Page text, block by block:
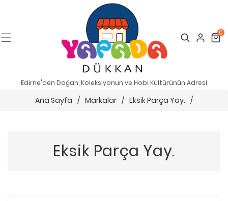
Search Cart
0
Edirne'den Doğan, Koleksiyonun ve Hobi Kültürünün Adresi
Ana Sayfa / Markalar / Eksik Parça Yay. /
Eksik Parça Yay.